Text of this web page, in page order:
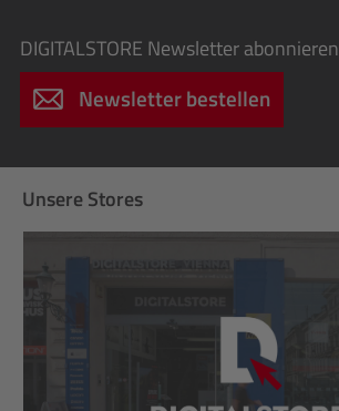
DIGITALSTORE Newsletter abonnieren
Newsletter bestellen
Unsere Stores